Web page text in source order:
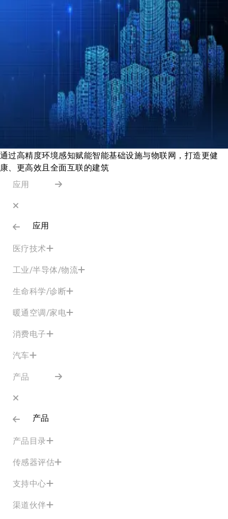
通过高精度环境感知赋能智能基础设施与物联网，打造更健
康、更高效且全面互联的建筑
应用
应用
医疗技术
工业/半导体/物流
生命科学/诊断
暖通空调/家电
消费电子
汽车
产品
产品
产品目录
传感器评估
支持中心
渠道伙伴